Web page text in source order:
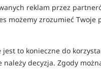
reklam przez
możemy zrozumieć Twoje
to konieczne do
decyzja. Zgody
Flat Pear In Line Lead
Przelotowy ciężarek karpiowy